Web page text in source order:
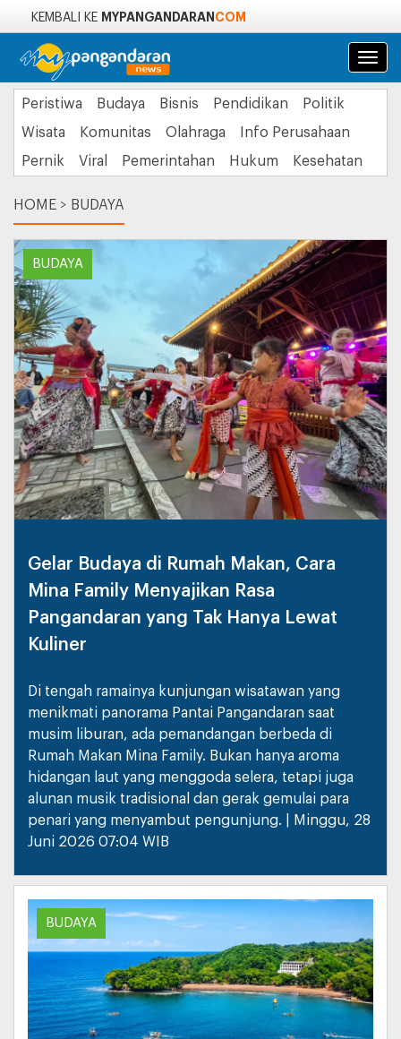
KEMBALI KE MYPANGANDARAN COM
Peristiwa Budaya Bisnis Pendidikan
Politik
Wisata
Komunitas Olahraga
Info Perusahaan
Pernik
Viral Pemerintahan Hukum Kesehatan
HOME > BUDAYA
BUDAYA
Gelar Budaya di Rumah Makan, Cara
Mina Family Menyajikan Rasa
Pangandaran yang Tak Hanya Lewat
Kuliner
Di tengah ramainya kunjungan wisatawan yang
menikmati panorama Pantai Pangandaran saat
musim liburan, ada pemandangan berbeda di
Rumah Makan Mina Family. Bukan hanya aroma
hidangan laut yang menggoda selera, tetapi juga
alunan musik tradisional dan gerak gemulai para
penari yang menyambut pengunjung. | Minggu, 28
Juni 2026 07:04 WIB
BUDAYA